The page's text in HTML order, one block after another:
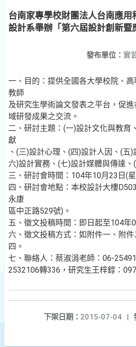
台南家專學校財團法人台南應用
設計系舉辦「第六屆設計創新暨
發布單位： 實
一、目的：提供全國各大學校院、
教師
及研究生學術論文發表之平台，促
域研發成果之交流。
二、研討主題：(一)設計文化與教育
獻
、(三)設計心理、(四)設計人因、(五
六)設計實務、(七)設計媒體與傳達、
三、研討會時間：104年10月23日(星
四、研討會地點：本校設計大樓
永康
區中正路529號)。
五、徵文投稿時間：即日起至104年
六、徵文投稿方式：如附件一、附
四。
七、聯絡人：蔡淑涓老師：06-
2532106轉336，研究生王梓錞：
下架日期： 2015-07-04
|